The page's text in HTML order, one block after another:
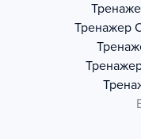
Тренажер